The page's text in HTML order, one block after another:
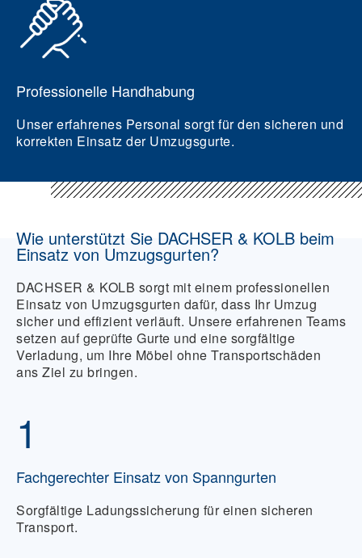
Professionelle Handhabung
Unser erfahrenes Personal sorgt für den sicheren und
korrekten Einsatz der Umzugsgurte.
Wie unterstützt Sie DACHSER & KOLB beim
Einsatz von Umzugsgurten?
DACHSER & KOLB sorgt mit einem professionellen
Einsatz von Umzugsgurten dafür, dass Ihr Umzug
sicher und effizient verläuft. Unsere erfahrenen Teams
setzen auf geprüfte Gurte und eine sorgfältige
Verladung, um Ihre Möbel ohne Transportschäden
ans Ziel zu bringen.
1
Fachgerechter Einsatz von Spanngurten
Sorgfältige Ladungssicherung für einen sicheren
Transport.